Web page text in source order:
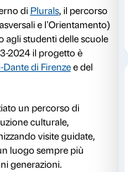
di adolescenti ha
a distanza e
In risposta a
di indipendenza
aggregazione con i
di